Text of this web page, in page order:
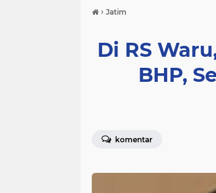
› Jatim
Di RS
BHP,
komentar